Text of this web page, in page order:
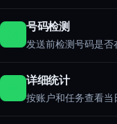
号码检测
发送前检测号码是否
详细统计
按账户和任务查看当